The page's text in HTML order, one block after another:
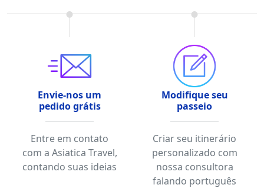
Envie-nos um
pedido grátis
Entre em contato
com a Asiatica Travel,
contando suas ideias
Modifique seu
passeio
Criar seu itinerário
personalizado com
nossa consultora
falando português